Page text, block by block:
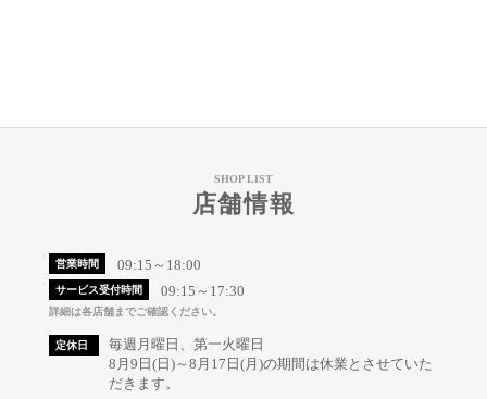
SHOP LIST
店舗情報
営業時間 09:15～18:00
サービス受付時間 09:15～17:30
詳細は各店舗までご確認ください。
定休日
毎週月曜日、第一火曜日
8月9日(日)～8月17日(月)の期間は休業とさせていた
だきます。